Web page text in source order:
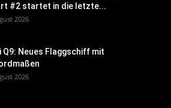
#2 startet in die letzte...
2026
Q9: Neues Flaggschiff mit
2026